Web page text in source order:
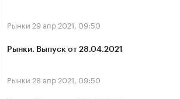
Рынки 29 апр 2021, 09:50
Рынки. Выпуск от 28.04.2021
Рынки 28 апр 2021, 09:50